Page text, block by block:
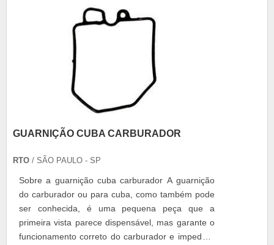
GUARNIÇÃO CUBA CARBURADOR
RTO / SÃO PAULO - SP
Sobre a guarnição cuba carburador A guarnição
do carburador ou para cuba, como também pode
ser conhecida, é uma pequena peça que a
primeira vista parece dispensável, mas garante o
funcionamento correto do carburador e impede o